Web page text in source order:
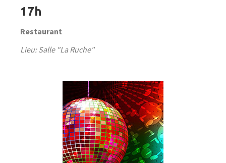
17h
Restaurant
Lieu: Salle "La Ruche"